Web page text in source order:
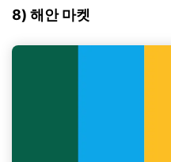
8) 해안 마켓